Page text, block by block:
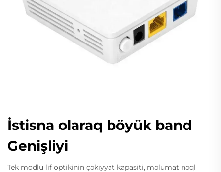
İstisna olaraq böyük band
Genişliyi
Tek modlu lif optikinin çəkiyyat kapasiti, məlumat nəql